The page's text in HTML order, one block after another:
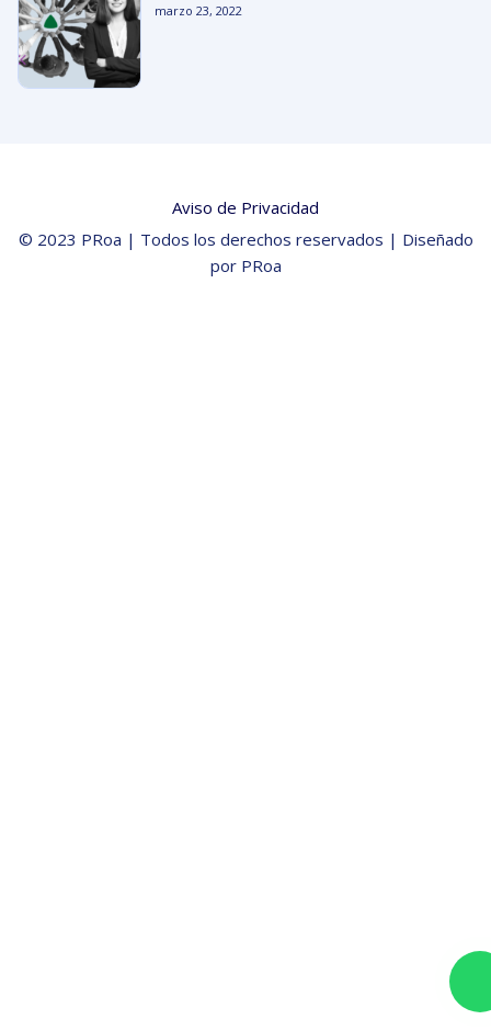
marzo 23, 2022
Aviso de Privacidad
© 2023 PRoa | Todos los derechos reservados | Diseñado
por PRoa